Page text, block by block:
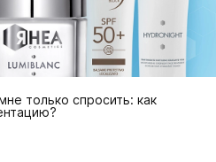
только спросить: как